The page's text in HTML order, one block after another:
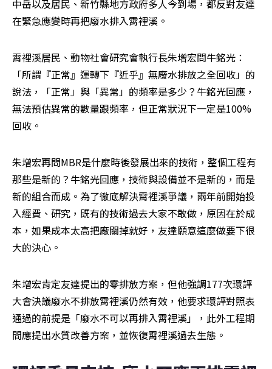
中岳以及居民、新竹縣地方政府多人今到場，都反對友達
在緊急應變時再把廢水排入霄裡溪。
霄裡溪居民、動物社會研究會執行長朱增宏問牛銘光：
「所謂『正常』運轉下『近乎』無廢水排放之全回收」的
說法，「正常」與「異常」的頻率是多少？牛銘光回應，
無法預估異常的數量跟頻率，但正常狀況下一定是100%
回收。
朱增宏再問MBR是什麼時後發展出來的技術，整個工程有
那些是新的？牛銘光回應，技術與設備並不是新的，而是
新的組合而成。為了徹底解決霄裡溪爭議，兩年前開始投
入經費、研究，既有的技術過去大家不敢做，原因在於成
本，如果成本太高把廠關掉就好，友達願意這麼做要下很
大的決心。
朱增宏肯定友達提出的零排放方案，但他強調177次環評
大會決議廢水不排放霄裡溪仍然有效，他要求環評對照表
通過的前提是「廢水不可以再排入霄裡溪」，此外工程期
間應提出水質改善方案，並恢復霄裡溪過去生態。